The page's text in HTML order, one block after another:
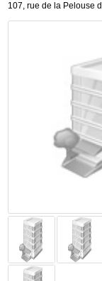
107, rue de la Pelouse